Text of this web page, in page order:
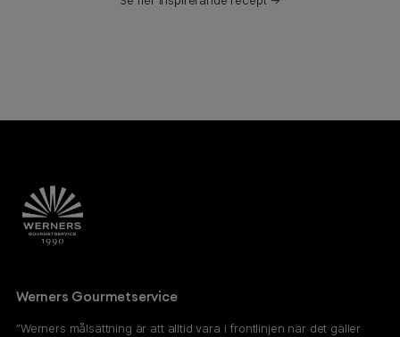
Werners Gourmetservice
”Werners målsättning är att alltid vara i frontlinjen när det gäller